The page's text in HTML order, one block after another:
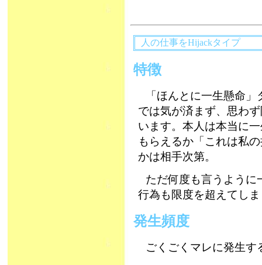
人の仕事をHijackタイプ
特徴
「ほんとに一生懸命
では気が済まず、思わ
います。本人は本当に
もらえるか「これは私
かは相手次第。
ただ何度も言うように
行為も限度を超えてし
発生頻度
ごくごくマレに発生す